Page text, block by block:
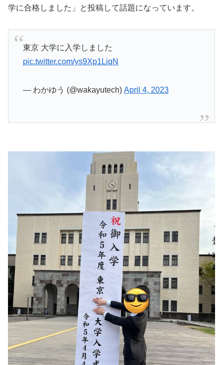
学に合格しました」と投稿して話題になっています。
東京 大学に入学しました
pic.twitter.com/ys9Xp1LiqN
— わかゆう (@wakayutech) April 4, 2023